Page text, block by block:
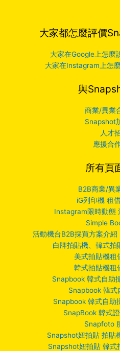
大家都怎麼評價
大家在Google上怎麼
大家在Instagram上怎
與
商業/異業
Snapshot
人才
應援合
所有頁
B2B商業/異
iG列印機 租
Instagram限時動態
Simple
活動機台B2B採買方案介紹
白牌拍貼機、韓式拍
美式拍貼機租
韓式拍貼機租
Snapbook 韓式自助
Snapbook 韓式
Snapbook 韓式自助
SnapBook 韓式
Snapfoto
Snapshot妞拍貼 拍貼
Snapshot妞拍貼 韓式